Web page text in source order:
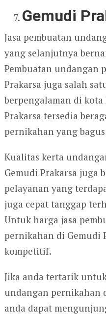
Gemudi
Jasa pembuatan
yang selanjutnya
Pembuatan undangan
Prakarsa juga salah
berpengalaman di kota
Prakarsa tersedia
pernikahan yang
Kualitas kerta
Gemudi Prakarsa juga
pelayanan yang
juga cepat tanggap
Untuk harga jasa
pernikahan di Gemudi
kompetitif.
Jika anda tertarik
undangan pernikahan
anda dapat